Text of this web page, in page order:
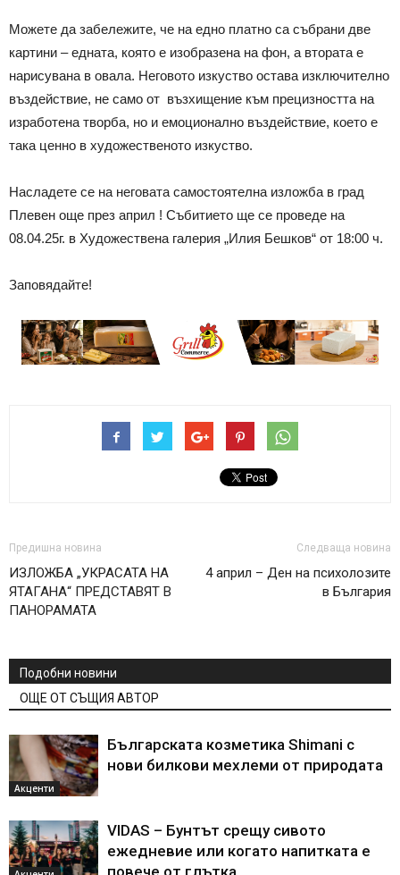
Можете да забележите, че на едно платно са събрани две
картини – едната, която е изобразена на фон, а втората е
нарисувана в овала. Неговото изкуство остава изключително
въздействие, не само от възхищение към прецизността на
изработена творба, но и емоционално въздействие, което е
така ценно в художественото изкуство.
Насладете се на неговата самостоятелна изложба в град
Плевен още през април ! Събитието ще се проведе на
08.04.25г. в Художествена галерия „Илия Бешков“ от 18:00 ч.
Заповядайте!
Предишна новина
ИЗЛОЖБА „УКРАСАТА НА
ЯТАГАНА“ ПРЕДСТАВЯТ В
ПАНОРАМАТА
Следваща новина
4 април – Ден на психолозите
в България
Подобни новини
ОЩЕ ОТ СЪЩИЯ АВТОР
Акценти
Българската козметика Shimani с
нови билкови мехлеми от природата
VIDAS – Бунтът срещу сивото
ежедневие или когато напитката е
повече от глътка